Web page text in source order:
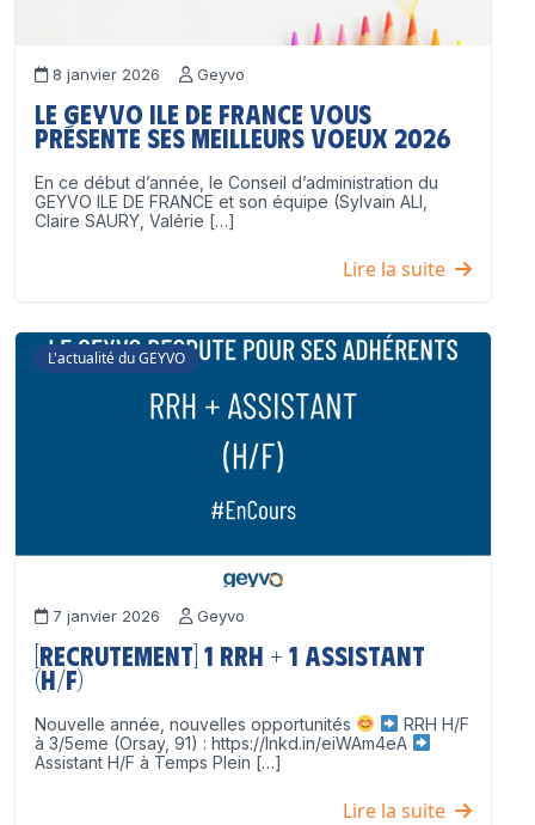
8 janvier 2026 Geyvo
Le GEYVO Ile de France vous
présente ses meilleurs voeux 2026
En ce début d’année, le Conseil d’administration du
GEYVO ILE DE FRANCE et son équipe (Sylvain ALI,
Claire SAURY, Valérie […]
Lire la suite
L'actualité du GEYVO
7 janvier 2026 Geyvo
[Recrutement] 1 RRH + 1 Assistant
(H/F)
Nouvelle année, nouvelles opportunités
RRH H/F
à 3/5eme (Orsay, 91) : https://lnkd.in/eiWAm4eA
Assistant H/F à Temps Plein […]
Lire la suite